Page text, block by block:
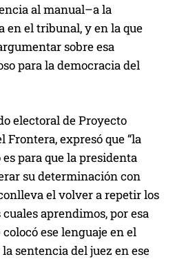
al manual–a la
en el tribunal, y en la que
sobre esa
para la democracia del
electoral de Proyecto
expresó que “la
para que la presidenta
su determinación con
el volver a repetir los
aprendimos, por esa
ese lenguaje en el
sentencia del juez en ese